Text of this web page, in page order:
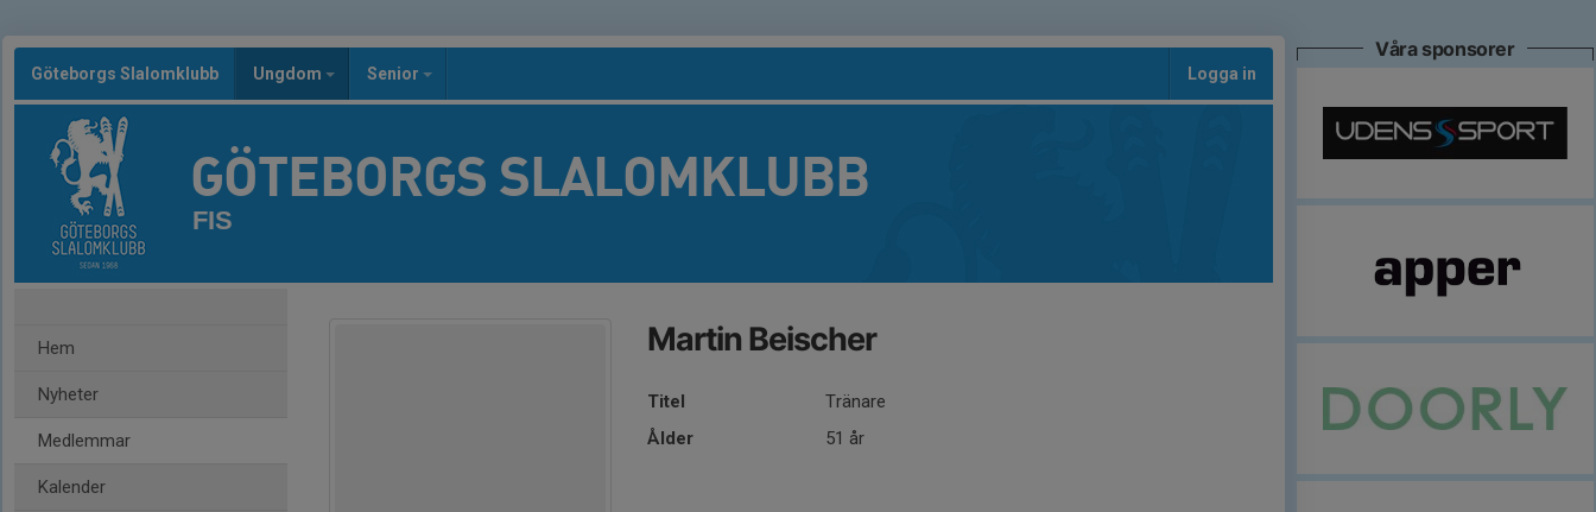
Göteborgs Slalomklubb Ungdom Senior Logga in
GÖTEBORGS SLALOMKLUBB
FIS
Hem
Nyheter
Medlemmar
Kalender
Martin Beischer
Titel
Tränare
Ålder
51 år
Våra sponsorer